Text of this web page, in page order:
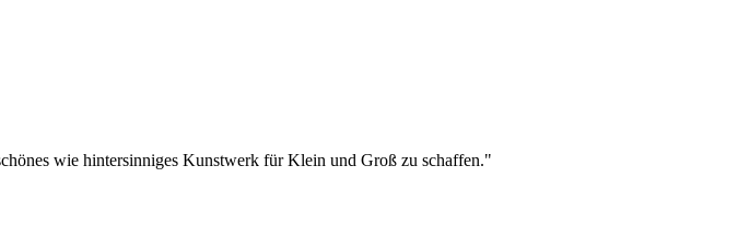
wie hintersinniges Kunstwerk für Klein und Groß zu schaffen."